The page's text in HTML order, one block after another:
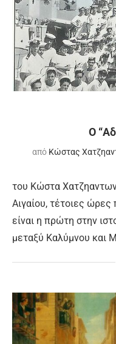
O
από Κώστας
του Κώστα
Αιγαίου, τέτοιες ώρες
είναι η πρώτη στην
μεταξύ Καλύμνου και